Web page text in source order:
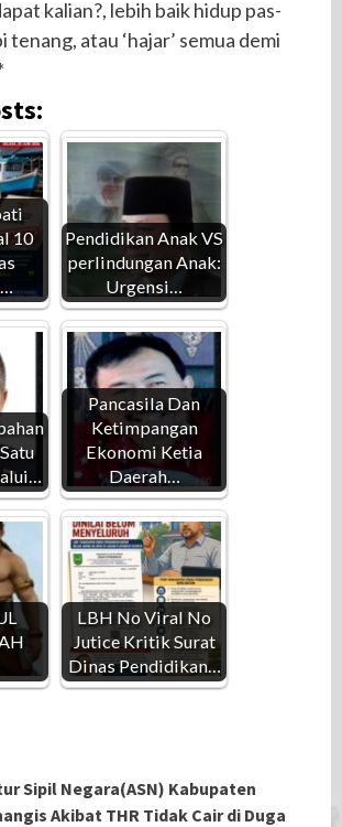
kalian?, lebih baik hidup pas-
tenang, atau ‘hajar’ semua demi
10
Pendidikan Anak VS
perlindungan Anak:
Urgensi…
Pancasila Dan
Ketimpangan
Ekonomi Ketia
Daerah…
LBH No Viral No
Jutice Kritik Surat
Dinas Pendidikan…
Sipil Negara(ASN) Kabupaten
Akibat THR Tidak Cair di Duga